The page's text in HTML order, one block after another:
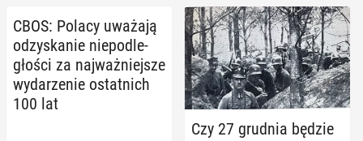
CBOS: Polacy uważają
od­zy­ska­nie nie­pod­le­
gło­ści za naj­waż­niej­sze
wy­da­rze­nie ostat­nich
100 lat
Czy 27 grudnia będzie